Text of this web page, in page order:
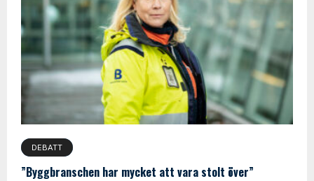
DEBATT
”Byggbranschen har mycket att vara stolt över”